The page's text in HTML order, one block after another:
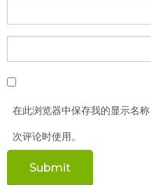
在此浏览器中保存我的显示名
次评论时使用。